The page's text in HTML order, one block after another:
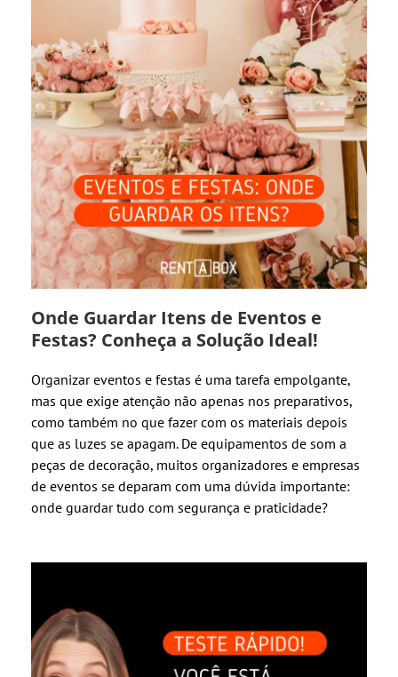
Onde Guardar Itens de Eventos e
Festas? Conheça a Solução Ideal!
Organizar eventos e festas é uma tarefa empolgante,
mas que exige atenção não apenas nos preparativos,
como também no que fazer com os materiais depois
que as luzes se apagam. De equipamentos de som a
peças de decoração, muitos organizadores e empresas
de eventos se deparam com uma dúvida importante:
onde guardar tudo com segurança e praticidade?